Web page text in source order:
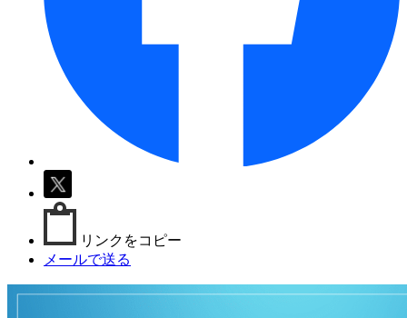
リンクをコピー
メールで送る